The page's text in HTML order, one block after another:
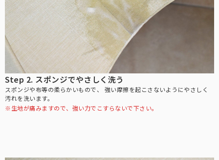
自動開閉
ワンタッチで瞬時に開閉可能。
指先までカバーする特殊な縫製で実現した100%遮光手袋。
カーテン
社内やちょっとした小窓で遮光するカーテン。
UVカット手袋
柔らかな薄手の生地で、スマホ操作や作業がしやすい手袋。
眼鏡の聖地と言われている鯖江製の上質なサングラス。
Step 2. スポンジでやさしく洗う
スポンジや布等の柔らかいもので、
強い摩擦を起こさないようにやさしく
汚れを洗います。
※生地が痛みますので、強い力でこすらないで下さい。